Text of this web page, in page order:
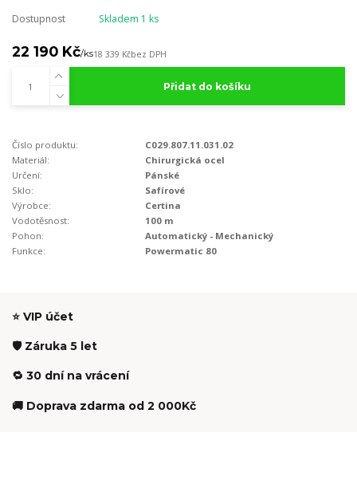
Dostupnost Skladem 1 ks
22 190 Kč/ks18 339 Kčbez DPH
Přidat do košíku
Číslo produktu:
C029.807.11.031.02
Materiál:
Chirurgická ocel
Určení:
Pánské
Sklo:
Safírové
Výrobce:
Certina
Vodotěsnost:
100 m
Pohon:
Automatický - Mechanický
Funkce:
Powermatic 80
⭐ VIP účet
🛡️ Záruka 5 let
🔁 30 dní na vrácení
🚚 Doprava zdarma od 2 000Kč